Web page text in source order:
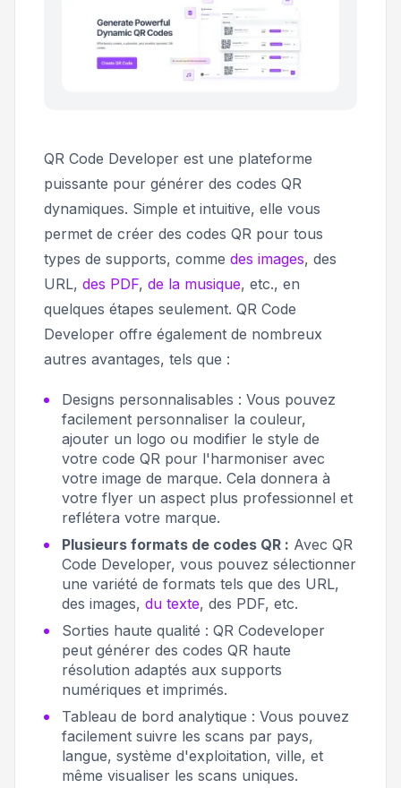
QR Code Developer est une plateforme
puissante pour générer des codes QR
dynamiques. Simple et intuitive, elle vous
permet de créer des codes QR pour tous
types de supports, comme des images, des
URL, des PDF, de la musique, etc., en
quelques étapes seulement. QR Code
Developer offre également de nombreux
autres avantages, tels que :
Designs personnalisables : Vous pouvez
facilement personnaliser la couleur,
ajouter un logo ou modifier le style de
votre code QR pour l'harmoniser avec
votre image de marque. Cela donnera à
votre flyer un aspect plus professionnel et
reflétera votre marque.
Plusieurs formats de codes QR : Avec QR
Code Developer, vous pouvez sélectionner
une variété de formats tels que des URL,
des images, du texte, des PDF, etc.
Sorties haute qualité : QR Codeveloper
peut générer des codes QR haute
résolution adaptés aux supports
numériques et imprimés.
Tableau de bord analytique : Vous pouvez
facilement suivre les scans par pays,
langue, système d'exploitation, ville, et
même visualiser les scans uniques.